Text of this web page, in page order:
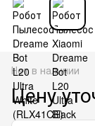
Нет в наличии
Цену